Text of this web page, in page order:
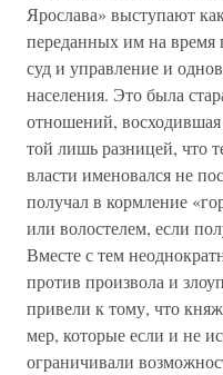
Ярослава» выступают
переданных им на время
суд и управление и
населения. Это была
отношений,
той лишь разницей, что
власти именовался не
получал в кормление
или волостелем, если
Вместе с тем
против произвола и
привели к тому, что
мер, которые если и не
ограничивали